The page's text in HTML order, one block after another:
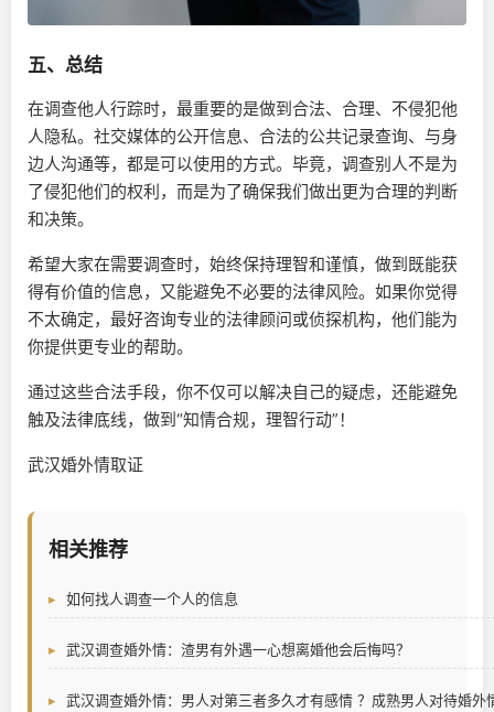
五、总结
在调查他人行踪时，最重要的是做到合法、合理、不侵犯他
人隐私。社交媒体的公开信息、合法的公共记录查询、与身
边人沟通等，都是可以使用的方式。毕竟，调查别人不是为
了侵犯他们的权利，而是为了确保我们做出更为合理的判断
和决策。
希望大家在需要调查时，始终保持理智和谨慎，做到既能获
得有价值的信息，又能避免不必要的法律风险。如果你觉得
不太确定，最好咨询专业的法律顾问或侦探机构，他们能为
你提供更专业的帮助。
通过这些合法手段，你不仅可以解决自己的疑虑，还能避免
触及法律底线，做到“知情合规，理智行动”！
武汉婚外情取证
相关推荐
如何找人调查一个人的信息
武汉调查婚外情：渣男有外遇一心想离婚他会后悔吗？
武汉调查婚外情：男人对第三者多久才有感情 ？成熟男人对待婚外